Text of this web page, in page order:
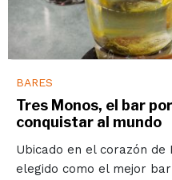
BARES
Tres Monos, el bar
conquistar al mundo
Ubicado en el corazón de
elegido como el mejor